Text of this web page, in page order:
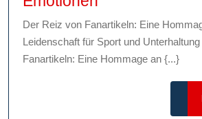
Faszination
von
Fanartikeln:
Leidenschaft,
Der Reiz von Fanartikeln: Eine
Leidenschaft für Sport und
Fanartikeln: Eine Hommage an {...}